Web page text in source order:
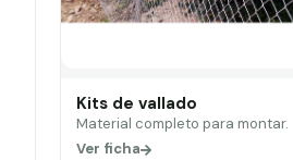
Kits de vallado
Material completo para montar.
Ver ficha